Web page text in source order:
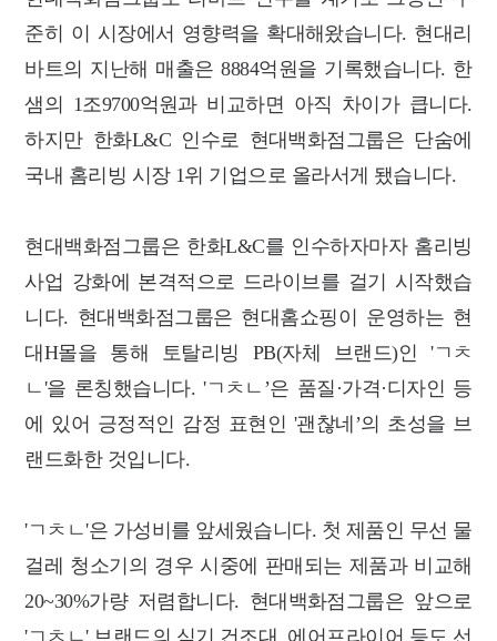
준히 이 시장에서 영향력을 확대해왔습니다. 현대리
바트의 지난해 매출은 8884억원을 기록했습니다. 한
샘의 1조9700억원과 비교하면 아직 차이가 큽니다.
하지만 한화L&C 인수로 현대백화점그룹은 단숨에
국내 홈리빙 시장 1위 기업으로 올라서게 됐습니다.
현대백화점그룹은 한화L&C를 인수하자마자 홈리빙
사업 강화에 본격적으로 드라이브를 걸기 시작했습
니다. 현대백화점그룹은 현대홈쇼핑이 운영하는 현
대H몰을 통해 토탈리빙 PB(자체 브랜드)인 'ㄱㅊ
ㄴ'을 론칭했습니다. 'ㄱㅊㄴ’은 품질·가격·디자인 등
에 있어 긍정적인 감정 표현인 '괜찮네’의 초성을 브
랜드화한 것입니다.
'ㄱㅊㄴ'은 가성비를 앞세웠습니다. 첫 제품인 무선 물
걸레 청소기의 경우 시중에 판매되는 제품과 비교해
20~30%가량 저렴합니다. 현대백화점그룹은 앞으로
'ㄱㅊㄴ' 브랜드의 식기 건조대, 에어프라이어 등도 선